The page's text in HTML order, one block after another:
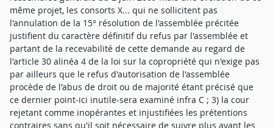
même projet, les consorts X... qui ne sollicitent pas
l'annulation de la 15° résolution de l'assemblée précitée
justifient du caractère définitif du refus par l'assemblée et
partant de la recevabilité de cette demande au regard de
l'article 30 alinéa 4 de la loi sur la copropriété qui n'exige pas
par ailleurs que le refus d'autorisation de l'assemblée
procède de l'abus de droit ou de majorité étant précisé que
ce dernier point-ici inutile-sera examiné infra C ; 3) la cour
rejetant comme inopérantes et injustifiées les prétentions
contraires sans qu'il soit nécessaire de suivre plus avant les